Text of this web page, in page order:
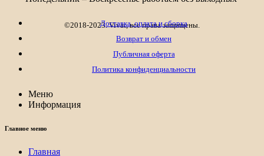
©2018-2023. Vivat, все права защищены.
Доставка, оплата и сборка
Возврат и обмен
Публичная оферта
Политика конфиденциальности
Меню
Информация
Главное меню
Главная